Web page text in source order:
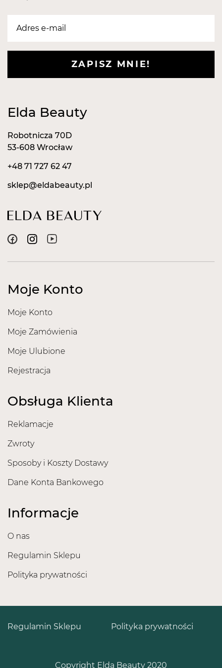
procedurom oceny zgodności, zakończonym oceną
laboratoryjnie i potwierdzone sprawozdaniem
dermatologicznym.
Certyfikat - Europejska gwarancja najwyższej
Certyfikat - Europejski lider jakości.
ZAPISZ MNIE!
Moje Konto
Moje Konto
Moje Zamówienia
Moje Ulubione
Rejestracja
Obsługa Klienta
Reklamacje
Zwroty
Sposoby i Koszty Dostawy
Dane Konta Bankowego
Informacje
O nas
Regulamin Sklepu
Polityka prywatności
Elda Beauty
Robotnicza 70D
53-608 Wrocław
+48 71 727 62 47
sklep@eldabeauty.pl
Copyright Elda Beauty 2020
Polityka prywatności
Regulamin Sklepu